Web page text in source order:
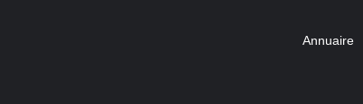
Annuaire